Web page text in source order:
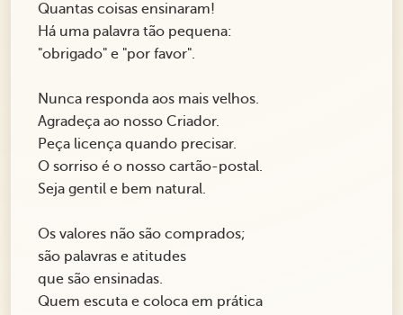
Quantas coisas ensinaram!
Há uma palavra tão pequena:
"obrigado" e "por favor".
Nunca responda aos mais velhos.
Agradeça ao nosso Criador.
Peça licença quando precisar.
O sorriso é o nosso cartão-postal.
Seja gentil e bem natural.
Os valores não são comprados;
são palavras e atitudes
que são ensinadas.
Quem escuta e coloca em prática